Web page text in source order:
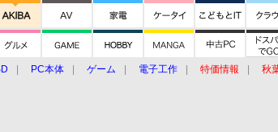
PC本体 ゲーム 電子工作 特価情報 秋